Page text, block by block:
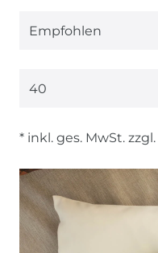
* inkl. ges. MwSt. zzgl.